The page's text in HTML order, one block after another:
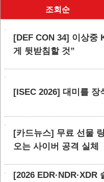
조회순
[DEF CON 34] 이상중
게 뒷받침할 것”
[ISEC 2026] 대미를 장
[카드뉴스] 무료 선물
오는 사이버 공격 실체
[2026